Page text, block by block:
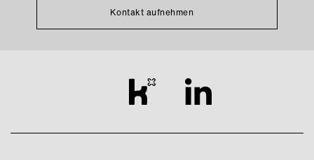
Kontakt aufnehmen